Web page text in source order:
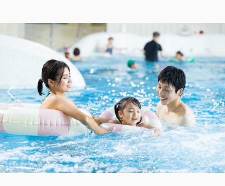
税・サービス料込
会員価格 63,400円~
大人2 名1室
税・サービス料込
合計 65,600円~
ベッド)
禁煙 69.00m 2~6名
ダブルサイズ×2 Wi-Fiあり（無料）
詳細 日付を選択